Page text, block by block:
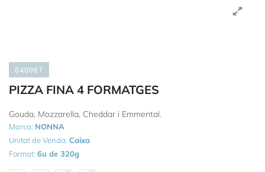
640067
PIZZA FINA 4 FORMATGES
Gouda, Mozzarella, Cheddar i Emmental.
Marca: NONNA
Unitat de Venda: Caixa
Format: 6u de 320g